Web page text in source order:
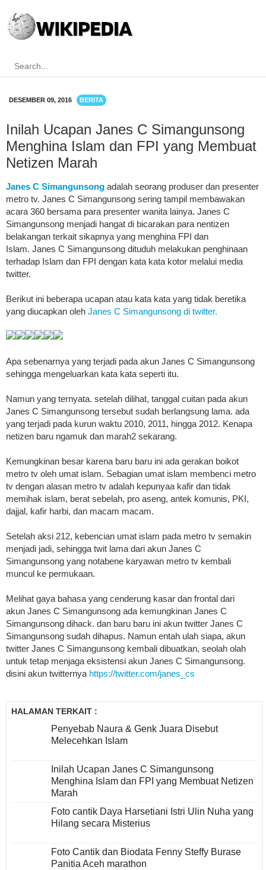
DESEMBER 09, 2016 BERITA
Inilah Ucapan Janes C Simangunsong
Menghina Islam dan FPI yang Membuat
Netizen Marah
Janes C Simangunsong adalah seorang produser dan presenter
metro tv. Janes C Simangunsong sering tampil membawakan
acara 360 bersama para presenter wanita lainya. Janes C
Simangunsong menjadi hangat di bicarakan para nentizen
belakangan terkait sikapnya yang menghina FPI dan
Islam. Janes C Simangunsong dituduh melakukan penghinaan
terhadap Islam dan FPI dengan kata kata kotor melalui media
twitter.
Berikut ini beberapa ucapan atau kata kata yang tidak beretika
yang diucapkan oleh Janes C Simangunsong di twitter.
Apa sebenarnya yang terjadi pada akun Janes C Simangunsong
sehingga mengeluarkan kata kata seperti itu.
Namun yang ternyata. setelah dilihat, tanggal cuitan pada akun
Janes C Simangunsong tersebut sudah berlangsung lama. ada
yang terjadi pada kurun waktu 2010, 2011, hingga 2012. Kenapa
netizen baru ngamuk dan marah2 sekarang.
Kemungkinan besar karena baru baru ini ada gerakan boikot
metro tv oleh umat islam. Sebagian umat islam membenci metro
tv dengan alasan metro tv adalah kepunyaa kafir dan tidak
memihak islam, berat sebelah, pro aseng, antek komunis, PKI,
dajjal, kafir harbi, dan macam macam.
Setelah aksi 212, kebencian umat islam pada metro tv semakin
menjadi jadi, sehingga twit lama dari akun Janes C
Simangunsong yang notabene karyawan metro tv kembali
muncul ke permukaan.
Melihat gaya bahasa yang cenderung kasar dan frontal dari
akun Janes C Simangunsong ada kemungkinan Janes C
Simangunsong dihack. dan baru baru ini akun twitter Janes C
Simangunsong sudah dihapus. Namun entah ulah siapa, akun
twitter Janes C Simangunsong kembali dibuatkan, seolah olah
untuk tetap menjaga eksistensi akun Janes C Simangunsong.
disini akun twitternya https://twitter.com/janes_cs
HALAMAN TERKAIT :
Penyebab Naura & Genk Juara Disebut
Melecehkan Islam
Inilah Ucapan Janes C Simangunsong
Menghina Islam dan FPI yang Membuat Netizen
Marah
Foto cantik Daya Harsetiani Istri Ulin Nuha yang
Hilang secara Misterius
Foto Cantik dan Biodata Fenny Steffy Burase
Panitia Aceh marathon